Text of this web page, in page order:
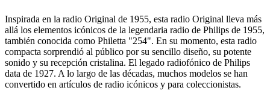
Inspirada en la radio Original de 1955, esta radio Original lleva más
allá los elementos icónicos de la legendaria radio de Philips de 1955,
también conocida como Philetta "254". En su momento, esta radio
compacta sorprendió al público por su sencillo diseño, su potente
sonido y su recepción cristalina. El legado radiofónico de Philips
data de 1927. A lo largo de las décadas, muchos modelos se han
convertido en artículos de radio icónicos y para coleccionistas.